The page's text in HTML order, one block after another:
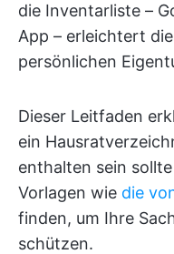
die Inventarliste –
App – erleichtert
persönlichen
Dieser Leitfaden
ein
enthalten sein
Vorlagen wie die
finden, um Ihre
schützen.